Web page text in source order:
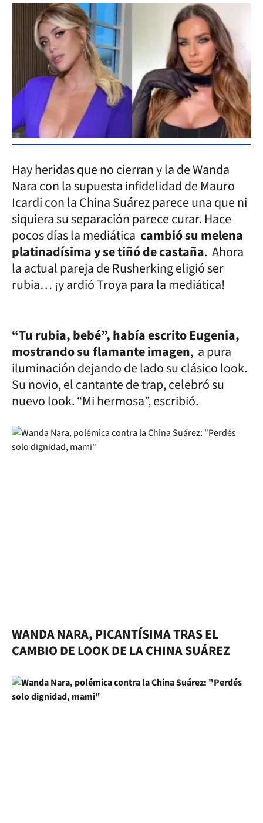
Hay heridas que no cierran y la de Wanda
Nara con la supuesta infidelidad de Mauro
Icardi con la China Suárez parece una que ni
siquiera su separación parece curar. Hace
pocos días la mediática cambió su melena
platinadísima y se tiñó de castaña. Ahora
la actual pareja de Rusherking eligió ser
rubia… ¡y ardió Troya para la mediática!
“Tu rubia, bebé”, había escrito Eugenia,
mostrando su flamante imagen, a pura
iluminación dejando de lado su clásico look.
Su novio, el cantante de trap, celebró su
nuevo look. “Mi hermosa”, escribió.
WANDA NARA, PICANTÍSIMA TRAS EL
CAMBIO DE LOOK DE LA CHINA SUÁREZ